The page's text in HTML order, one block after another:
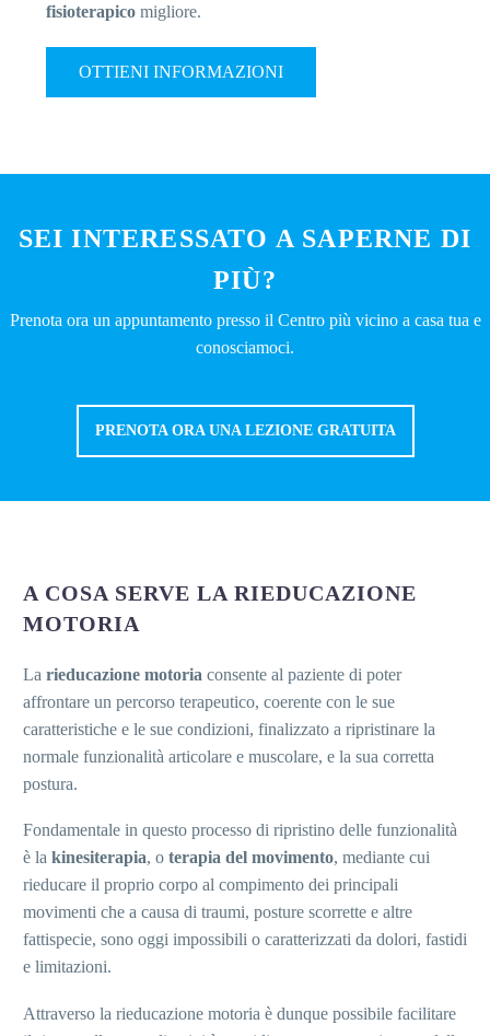
fisioterapico migliore.
OTTIENI INFORMAZIONI
SEI INTERESSATO A SAPERNE DI
PIÙ?
Prenota ora un appuntamento presso il Centro più vicino a casa tua e
conosciamoci.
PRENOTA ORA UNA LEZIONE GRATUITA
A COSA SERVE LA RIEDUCAZIONE
MOTORIA
La rieducazione motoria consente al paziente di poter
affrontare un percorso terapeutico, coerente con le sue
caratteristiche e le sue condizioni, finalizzato a ripristinare la
normale funzionalità articolare e muscolare, e la sua corretta
postura.
Fondamentale in questo processo di ripristino delle funzionalità
è la kinesiterapia, o terapia del movimento, mediante cui
rieducare il proprio corpo al compimento dei principali
movimenti che a causa di traumi, posture scorrette e altre
fattispecie, sono oggi impossibili o caratterizzati da dolori, fastidi
e limitazioni.
Attraverso la rieducazione motoria è dunque possibile facilitare